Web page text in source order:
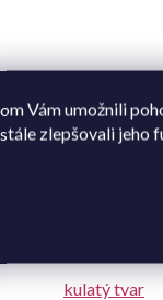
Vám umožnili
zlepšovali jeho
kulatý tvar